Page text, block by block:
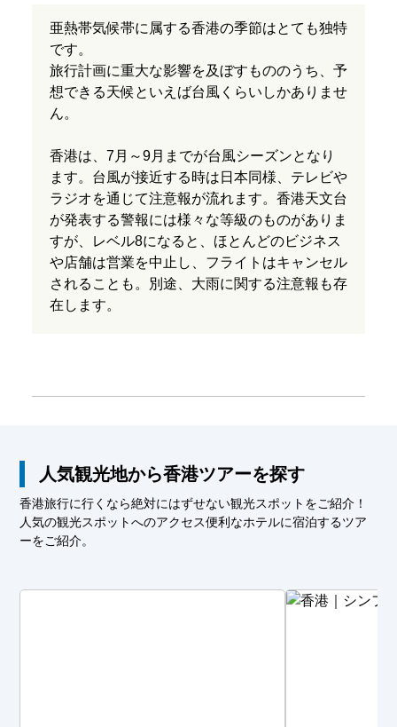
亜熱帯気候帯に属する香港の季節はとても独特
です。
旅行計画に重大な影響を及ぼすもののうち、予
想できる天候といえば台風くらいしかありませ
ん。
香港は、7月～9月までが台風シーズンとなり
ます。台風が接近する時は日本同様、テレビや
ラジオを通じて注意報が流れます。香港天文台
が発表する警報には様々な等級のものがありま
すが、レベル8になると、ほとんどのビジネス
や店舗は営業を中止し、フライトはキャンセル
されることも。別途、大雨に関する注意報も存
在します。
人気観光地から香港ツアーを探す
香港旅行に行くなら絶対にはずせない観光スポットをご紹介！
人気の観光スポットへのアクセス便利なホテルに宿泊するツア
ーをご紹介。